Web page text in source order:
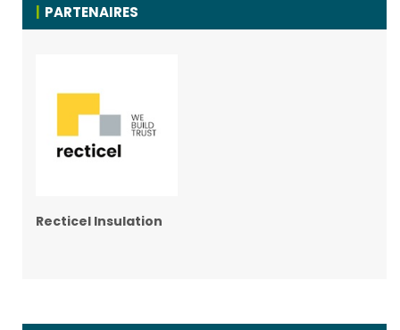
PARTENAIRES
Recticel Insulation